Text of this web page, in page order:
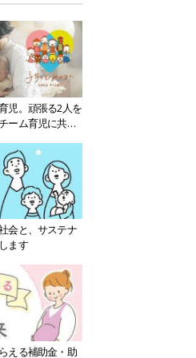
児。頑張る2人を
ーム育児に共感
会と、サステナ
ます
える補助金・助